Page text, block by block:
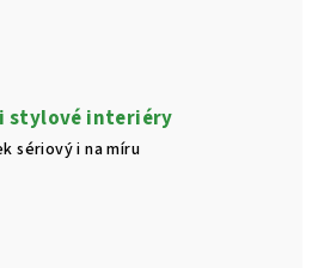
stylové interiéry
sériový i na míru